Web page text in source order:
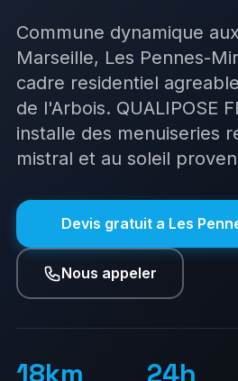
Volets Battants
Portails
Carport
Blog
À propos
06 01 34
Demander un
Commune dynamique
Marseille, Les Pennes-
cadre residentiel
de l'Arbois. QUALIPOSE
installe des menuiseries
mistral et au soleil
Devis gratuit a Les
Nous appeler
18km 24h